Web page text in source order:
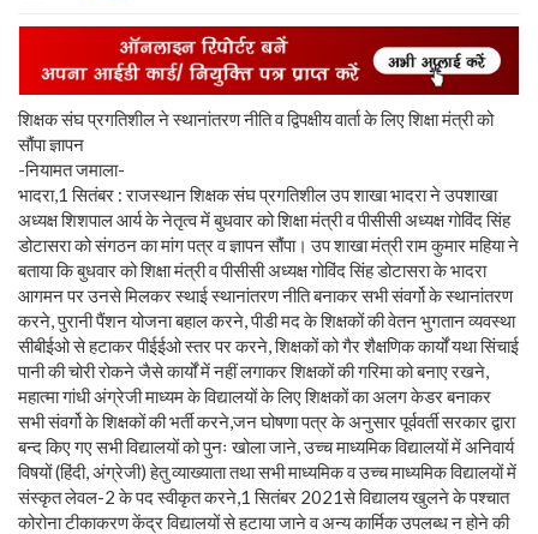
शिक्षक संघ प्रगतिशील ने स्थानांतरण नीति व द्विपक्षीय वार्ता के लिए शिक्षा मंत्री को
सौंपा ज्ञापन
-नियामत जमाला-
भादरा,1 सितंबर : राजस्थान शिक्षक संघ प्रगतिशील उप शाखा भादरा ने उपशाखा
अध्यक्ष शिशपाल आर्य के नेतृत्व में बुधवार को शिक्षा मंत्री व पीसीसी अध्यक्ष गोविंद सिंह
डोटासरा को संगठन का मांग पत्र व ज्ञापन सौंपा। उप शाखा मंत्री राम कुमार महिया ने
बताया कि बुधवार को शिक्षा मंत्री व पीसीसी अध्यक्ष गोविंद सिंह डोटासरा के भादरा
आगमन पर उनसे मिलकर स्थाई स्थानांतरण नीति बनाकर सभी संवर्गो के स्थानांतरण
करने, पुरानी पैंशन योजना बहाल करने, पीडी मद के शिक्षकों की वेतन भुगतान व्यवस्था
सीबीईओ से हटाकर पीईईओ स्तर पर करने, शिक्षकों को गैर शैक्षणिक कार्यों यथा सिंचाई
पानी की चोरी रोकने जैसे कार्यों में नहीं लगाकर शिक्षकों की गरिमा को बनाए रखने,
महात्मा गांधी अंग्रेजी माध्यम के विद्यालयों के लिए शिक्षकों का अलग केडर बनाकर
सभी संवर्गो के शिक्षकों की भर्ती करने,जन घोषणा पत्र के अनुसार पूर्ववर्ती सरकार द्वारा
बन्द किए गए सभी विद्यालयों को पुनः खोला जाने, उच्च माध्यमिक विद्यालयों में अनिवार्य
विषयों (हिंदी, अंग्रेजी) हेतु व्याख्याता तथा सभी माध्यमिक व उच्च माध्यमिक विद्यालयों में
संस्कृत लेवल-2 के पद स्वीकृत करने,1 सितंबर 2021से विद्यालय खुलने के पश्चात
कोरोना टीकाकरण केंद्र विद्यालयों से हटाया जाने व अन्य कार्मिक उपलब्ध न होने की